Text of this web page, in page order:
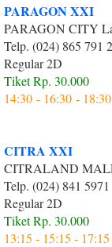
PARAGON XXI
PARAGON CITY
Telp. (024) 865 791
Regular 2D
Tiket Rp. 30.000
14:30 - 16:30 -
CITRA XXI
CITRALAND MALL
Telp. (024) 841 5971
Regular 2D
Tiket Rp. 30.000
13:15 - 15:15 -